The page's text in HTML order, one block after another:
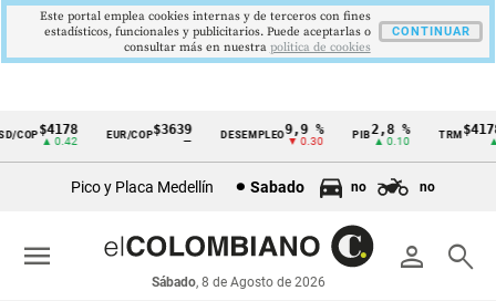
Cintillo
económicos
Colombia
$4178
▲ 0.42
EUR/COP$3639 DESEMPLEO 9,9 %
▼ 0.30
PIB2,8 %
▲ 0.10
TRM
▲
Pico y Placa Medellín Sabado no no
person search
Sábado, 8 de Agosto de 2026
menu
Este portal emplea cookies internas y de terceros con fines
estadísticos, funcionales y publicitarios. Puede aceptarlas o
consultar más en nuestra politica de cookies
CONTINUAR